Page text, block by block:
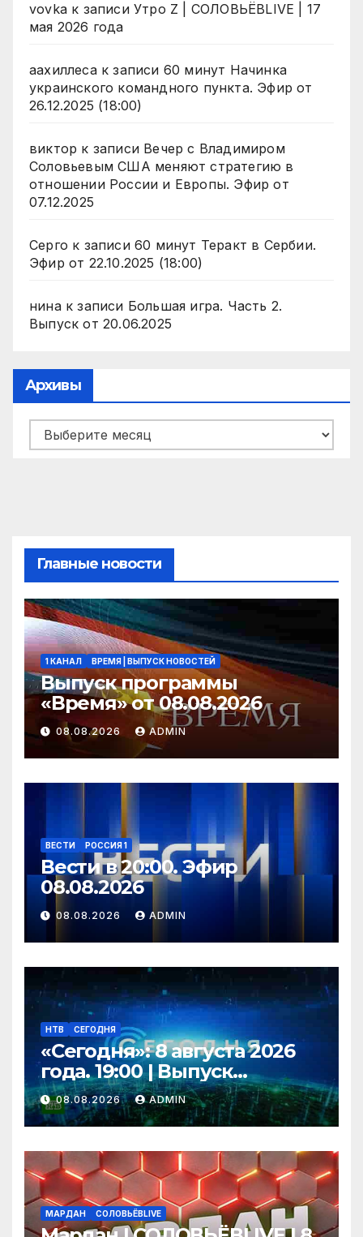
vovka к записи Утро Z | СОЛОВЬЁВLIVE | 17
мая 2026 года
аахиллесак записи 60 минут Начинка
украинского командного пункта. Эфир от
26.12.2025 (18:00)
виктор к записи Вечер с Владимиром
Соловьевым США меняют стратегию в
отношении России и Европы. Эфир от
07.12.2025
Серго к записи 60 минут Теракт в Сербии.
Эфир от 22.10.2025 (18:00)
нинак записи Большая игра. Часть 2.
Выпуск от 20.06.2025
Архивы
Архивы
Главные новости
1 КАНАЛ ВРЕМЯ | ВЫПУСК НОВОСТЕЙ
Выпуск программы
«Время» от 08.08.2026
08.08.2026 ADMIN
ВЕСТИ РОССИЯ 1
Вести в 20:00. Эфир
08.08.2026
08.08.2026 ADMIN
НТВ СЕГОДНЯ
«Сегодня»: 8 августа 2026
года. 19:00 | Выпуск
новостей | Новости НТВ
08.08.2026 ADMIN
МАРДАН СОЛОВЬЁВLIVE